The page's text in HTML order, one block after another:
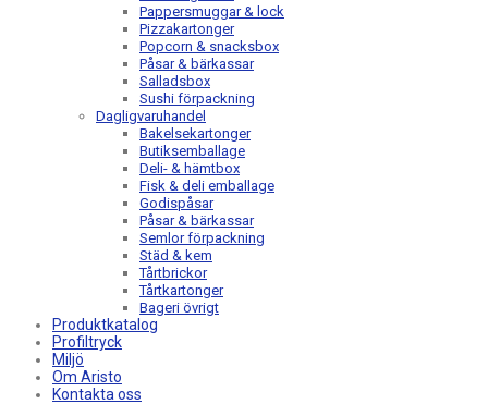
Pappersmuggar & lock
Pizzakartonger
Popcorn & snacksbox
Påsar & bärkassar
Salladsbox
Sushi förpackning
Dagligvaruhandel
Bakelsekartonger
Butiksemballage
Deli- & hämtbox
Fisk & deli emballage
Godispåsar
Påsar & bärkassar
Semlor förpackning
Städ & kem
Tårtbrickor
Tårtkartonger
Bageri övrigt
Produktkatalog
Profiltryck
Miljö
Om Aristo
Kontakta oss